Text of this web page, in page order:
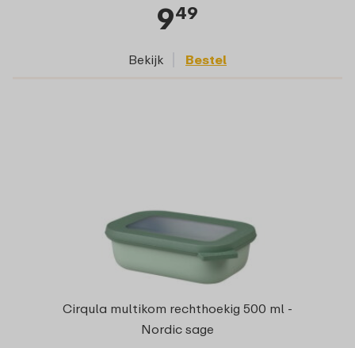
949
Bekijk Bestel
Cirqula multikom rechthoekig 500 ml -
Nordic sage